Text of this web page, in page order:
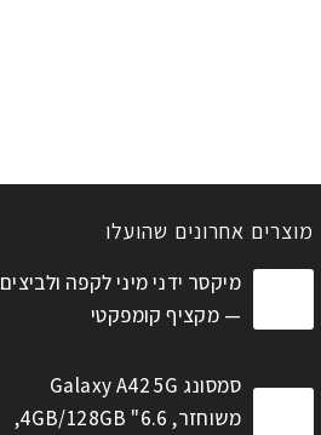
מוצרים אחרונים שהועלו
מיקסר ידני מיני לקפה ולביצים
— מקציף קומפקטי
סמסונג Galaxy A42 5G
משוחזר, 6.6" 4GB/128GB,